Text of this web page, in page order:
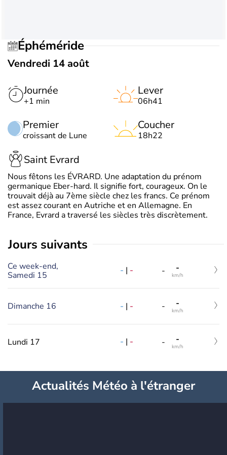
Éphéméride
Vendredi 14 août
Journée
+1 min
Premier
croissant de Lune
Lever
06h41
Coucher
18h22
Saint Evrard
Nous fêtons les ÉVRARD. Une adaptation du prénom
germanique Eber-hard. Il signifie fort, courageux. On le
trouvait déjà au 7ème siècle chez les francs. Ce prénom
est assez courant en Autriche et en Allemagne. En
France, Evrard a traversé les siècles très discrètement.
jours suivants
Ce week-end,
Samedi 15
- | - - -
km/h
Dimanche 16 - | - - -
km/h
Lundi 17 - | - - -
km/h
Actualités Météo à l'étranger